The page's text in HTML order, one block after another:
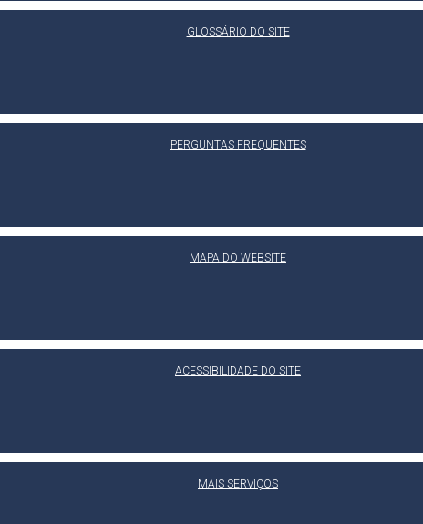
GLOSSÁRIO DO SITE
PERGUNTAS FREQUENTES
MAPA DO WEBSITE
ACESSIBILIDADE DO SITE
MAIS SERVIÇOS